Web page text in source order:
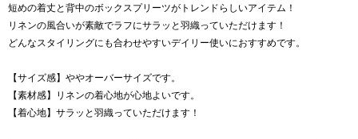
短めの着丈と背中のボックスプリーツがトレンドらしいアイテム！
リネンの風合いが素敵でラフにサラッと羽織っていただけます！
どんなスタイリングにも合わせやすいデイリー使いにおすすめです。
【サイズ感】ややオーバーサイズです。
【素材感】リネンの着心地が心地よいです。
【着心地】サラッと羽織っていただけます！